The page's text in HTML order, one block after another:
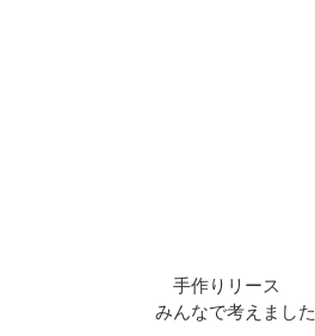
手作りリース
みんなで考えました